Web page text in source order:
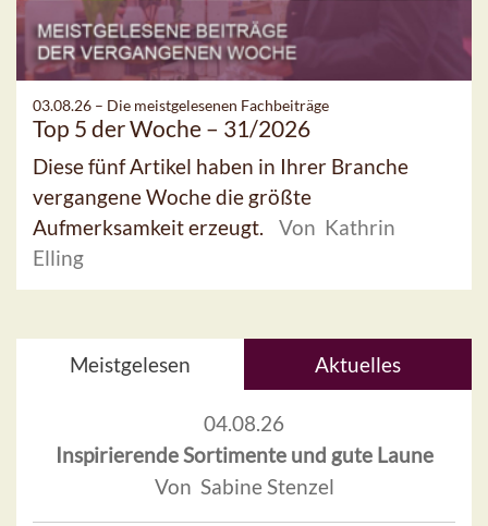
03.08.26 – Die meistgelesenen Fachbeiträge
Top 5 der Woche – 31/2026
Diese fünf Artikel haben in Ihrer Branche
vergangene Woche die größte
Aufmerksamkeit erzeugt.
Von Kathrin
Elling
Meistgelesen Aktuelles
04.08.26
Inspirierende Sortimente und gute Laune
Von Sabine Stenzel